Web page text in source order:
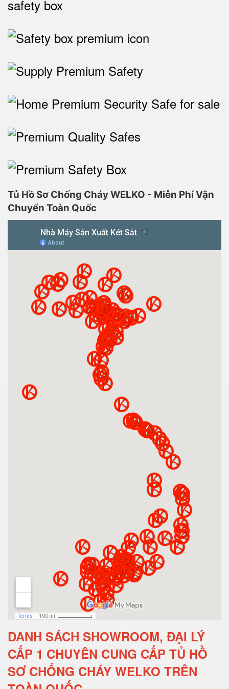
Tủ Hồ Sơ Chống Cháy WELKO - Miễn Phí Vận
Chuyển Toàn Quốc
DANH SÁCH SHOWROOM, ĐẠI LÝ
CẤP 1 CHUYÊN CUNG CẤP TỦ HỒ
SƠ CHỐNG CHÁY WELKO TRÊN